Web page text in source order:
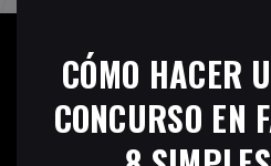
CÓMO HACER
CONCURSO EN